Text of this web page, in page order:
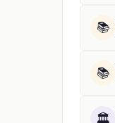
📚
📚
🏛️